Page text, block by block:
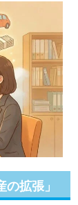
拡張」